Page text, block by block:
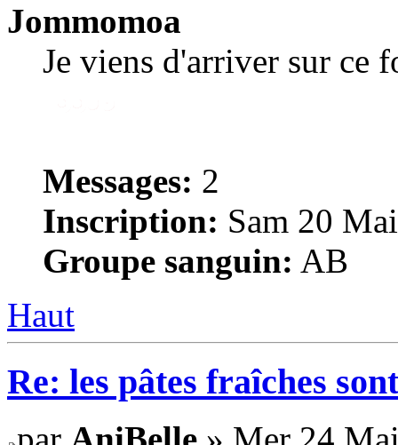
Jommomoa
Je viens d'arriver sur ce
Messages: 2
Inscription: Sam 20
Groupe sanguin: AB
Haut
Re: les pâtes fraîches